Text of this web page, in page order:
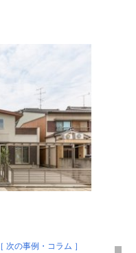
［ 次の事例・コラム ］